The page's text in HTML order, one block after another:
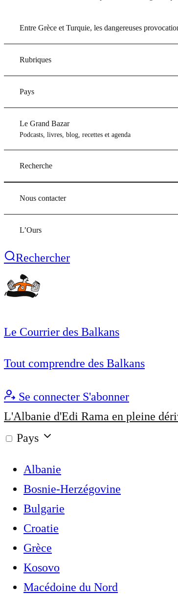
Entre Grèce et Turquie, les dangereuses
Rubriques
Pays
Le Grand Bazar
Podcasts, livres, blog, recettes et agenda
Recherche
Nous contacter
L’Ours
Rechercher
Le Courrier des Balkans
Tout comprendre des Balkans
Se connecter S'abonner
L'Albanie d'Edi Rama en pleine
Pays
Albanie
Bosnie-Herzégovine
Bulgarie
Croatie
Grèce
Kosovo
Macédoine du Nord